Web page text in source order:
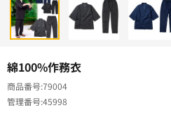
綿100%作務衣
商品番号79004
管理番号45998